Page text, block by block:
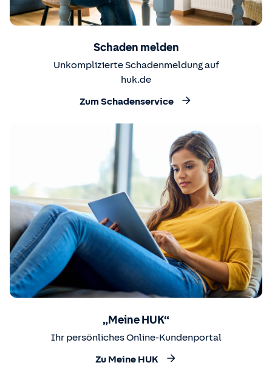
Schaden melden
Unkomplizierte Schadenmeldung auf
huk.de
Zum Schadenservice
„Meine HUK“
Ihr persönliches Online-Kundenportal
Zu Meine HUK